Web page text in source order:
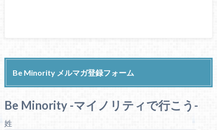
Be Minority メルマガ登録フォーム
Be Minority -マイノリティで行こう-
姓